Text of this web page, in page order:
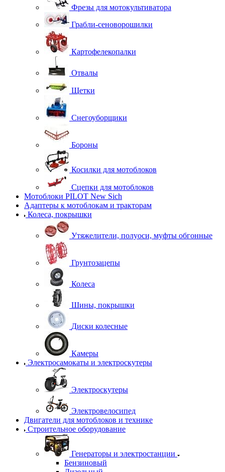
Фрезы для мотокультиватора
Грабли-сеноворошилки
Картофелекопалки
Отвалы
Щетки
Снегоуборщики
Бороны
Косилки для мотоблоков
Сцепки для мотоблоков
Мотоблоки PILOT New Sich
Адаптеры к мотоблокам и тракторам
Колеса, покрышки
Утяжелители, полуоси, муфты обгонные
Грунтозацепы
Колеса
Шины, покрышки
Диски колесные
Камеры
Электросамокаты и электроскутеры
Электроскутеры
Электровелосипед
Двигатели для мотоблоков и технике
Строительное оборудование
Генераторы и электростанции
Бензиновый